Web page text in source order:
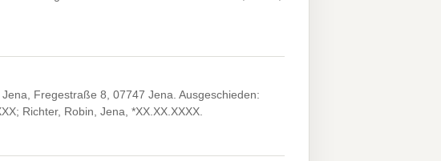
Fregestraße 8, 07747 Jena. Ausgeschieden:
Richter, Robin, Jena, *XX.XX.XXXX.